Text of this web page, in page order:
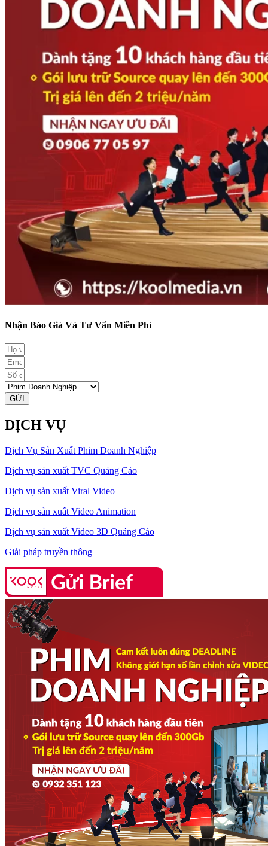
Nhận Báo Giá Và Tư Vấn Miễn Phí
GỬI
DỊCH VỤ
Dịch Vụ Sản Xuất Phim Doanh Nghiệp
Dịch vụ sản xuất TVC Quảng Cáo
Dịch vụ sản xuất Viral Video
Dịch vụ sản xuất Video Animation
Dịch vụ sản xuất Video 3D Quảng Cáo
Giải pháp truyền thông